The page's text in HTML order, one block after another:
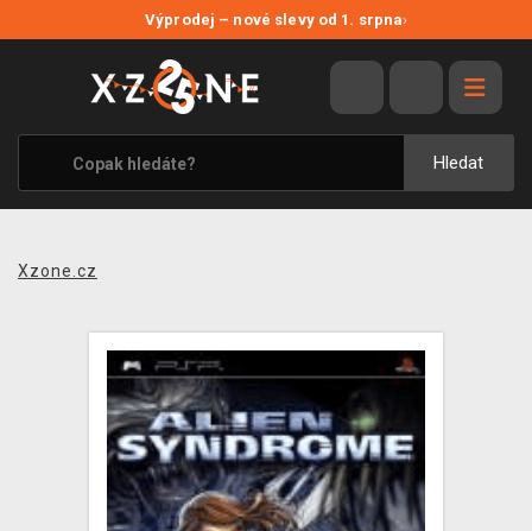
Výprodej – nové slevy od 1. srpna›
Hledat
VÝPRODEJ
VIDEOHRY
XZONE ORIGINALS
TÉMATIKY
SPOLEČENSKÉ HRY
KONTAKT
PRODEJNY
Xzone.cz